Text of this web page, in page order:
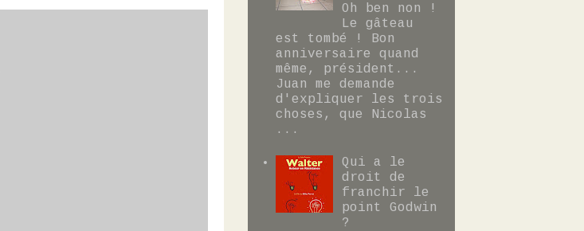
Oh ben non !
Le gâteau
est tombé ! Bon
anniversaire quand
même, président...
Juan me demande
d'expliquer les trois
choses, que Nicolas
...
Qui a le
droit de
franchir le
point Godwin
?